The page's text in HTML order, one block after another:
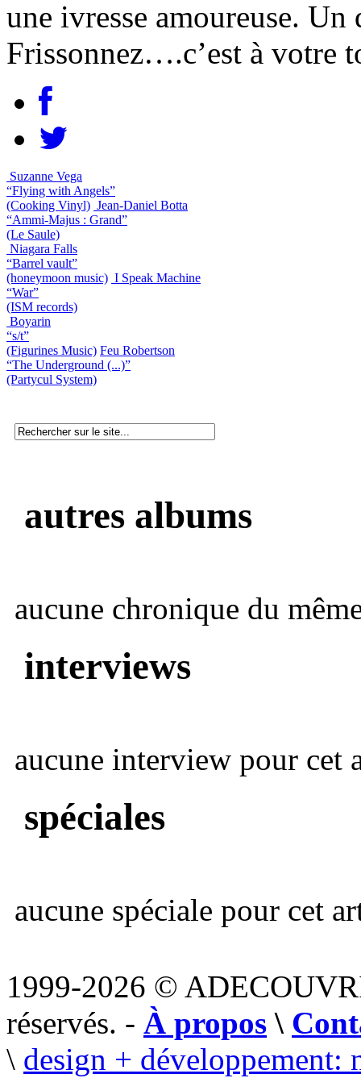
une ivresse amoureuse.
Frissonnez….c’est à votre
Suzanne Vega
“Flying with Angels”
(Cooking Vinyl) Jean-Daniel Botta
“Ammi-Majus : Grand”
(Le Saule)
Niagara Falls
“Barrel vault”
(honeymoon music) I Speak Machine
“War”
(ISM records)
Boyarin
“s/t”
(Figurines Music) Feu Robertson
“The Underground (...)”
(Partycul System)
autres albums
aucune chronique du
interviews
aucune interview pour cet
spéciales
aucune spéciale pour cet
1999-2026 ©
réservés. - À propos \
\ design + développement: